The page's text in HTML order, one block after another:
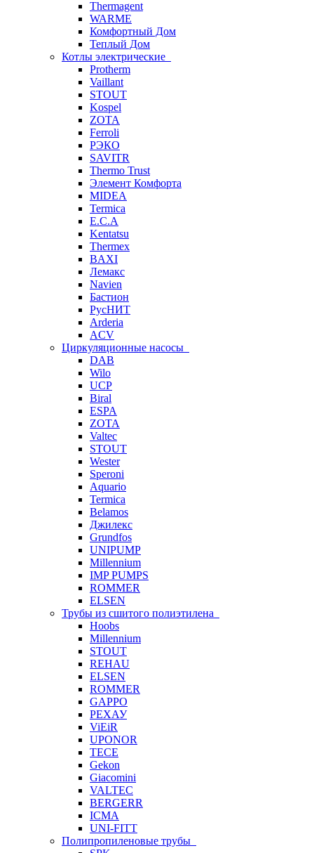
Thermagent
WARME
Комфортный Дом
Теплый Дом
Котлы электрические
Protherm
Vaillant
STOUT
Kospel
ZOTA
Ferroli
РЭКО
SAVITR
Thermo Trust
Элемент Комфорта
MIDEA
Termica
E.C.A
Kentatsu
Thermex
BAXI
Лемакс
Navien
Бастион
РусНИТ
Arderia
ACV
Циркуляционные насосы
DAB
Wilo
UCP
Biral
ESPA
ZOTA
Valtec
STOUT
Wester
Speroni
Aquario
Termica
Belamos
Джилекс
Grundfos
UNIPUMP
Millennium
IMP PUMPS
ROMMER
ELSEN
Трубы из сшитого полиэтилена
Hoobs
Millennium
STOUT
REHAU
ELSEN
ROMMER
GAPPO
РЕХАУ
ViEiR
UPONOR
TECE
Gekon
Giacomini
VALTEC
BERGERR
ICMA
UNI-FITT
Полипропиленовые трубы